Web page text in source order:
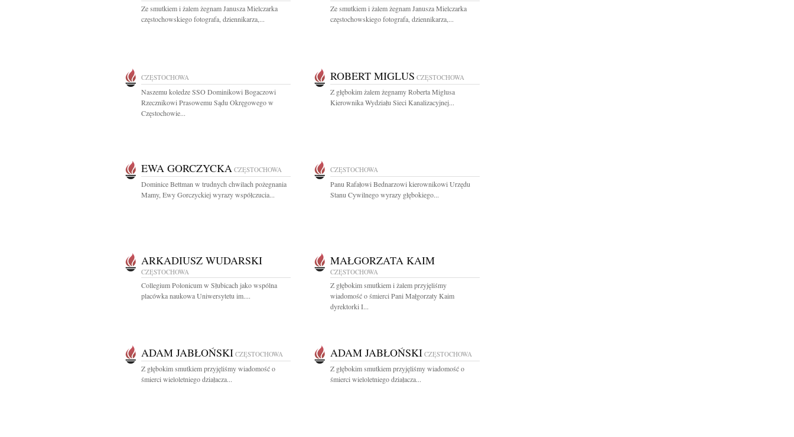
Ze smutkiem i żalem żegnam Janusza Mielczarka
częstochowskiego fotografa, dziennikarza,...
Ze smutkiem i żalem żegnam Janusza Mielczarka
częstochowskiego fotografa, dziennikarza,...
CZĘSTOCHOWA
Naszemu koledze SSO Dominikowi Bogaczowi
Rzecznikowi Prasowemu Sądu Okręgowego w
Częstochowie...
ROBERT MIGLUS CZĘSTOCHOWA
Z głębokim żalem żegnamy Roberta Miglusa
Kierownika Wydziału Sieci Kanalizacyjnej...
EWA GORCZYCKA CZĘSTOCHOWA
Dominice Bettman w trudnych chwilach pożegnania
Mamy, Ewy Gorczyckiej wyrazy współczucia...
CZĘSTOCHOWA
Panu Rafałowi Bednarzowi kierownikowi Urzędu
Stanu Cywilnego wyrazy głębokiego...
ARKADIUSZ WUDARSKI
CZĘSTOCHOWA
Collegium Polonicum w Słubicach jako wspólna
placówka naukowa Uniwersytetu im....
MAŁGORZATA KAIM
CZĘSTOCHOWA
Z głębokim smutkiem i żalem przyjęliśmy
wiadomość o śmierci Pani Małgorzaty Kaim
dyrektorki I...
ADAM JABŁOŃSKI CZĘSTOCHOWA
Z głębokim smutkiem przyjęliśmy wiadomość o
śmierci wieloletniego działacza...
ADAM JABŁOŃSKI CZĘSTOCHOWA
Z głębokim smutkiem przyjęliśmy wiadomość o
śmierci wieloletniego działacza...